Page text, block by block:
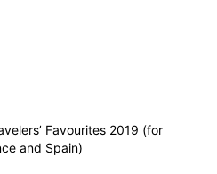
Favourites 2019 (for
and Spain)